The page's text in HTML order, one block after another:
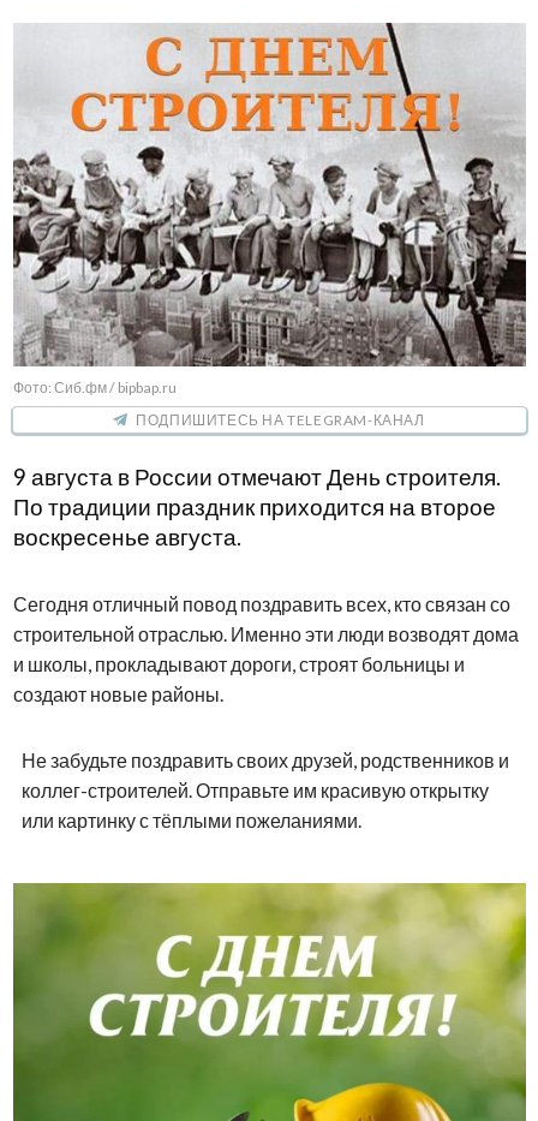
Фото: Сиб.фм / bipbap.ru
ПОДПИШИТЕСЬ НА TELEGRAM-КАНАЛ
9 августа в России отмечают День строителя.
По традиции праздник приходится на второе
воскресенье августа.
Сегодня отличный повод поздравить всех, кто связан со
строительной отраслью. Именно эти люди возводят дома
и школы, прокладывают дороги, строят больницы и
создают новые районы.
Не забудьте поздравить своих друзей, родственников и
коллег-строителей. Отправьте им красивую открытку
или картинку с тёплыми пожеланиями.